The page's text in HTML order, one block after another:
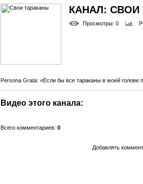
КАНАЛ: СВОИ
Просмотры: 0
Persona Grata: «Если бы все тараканы в моей голове
Видео этого канала:
Всего комментариев: 0
Добавлять